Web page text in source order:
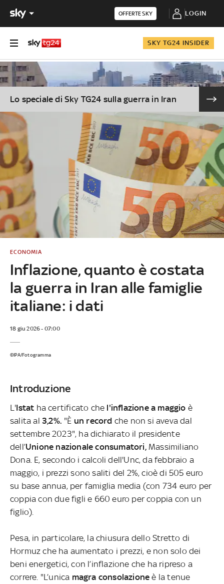
OFFERTE SKY LOGIN
SKY TG24 INSIDER
Lo speciale di Sky TG24 sulla guerra in Iran
Inflazione, quanto è costata
la guerra in Iran alle famiglie
italiane: i dati
ECONOMIA
18 giu 2026 - 07:00
©IPA/Fotogramma
Introduzione
L'Istat ha certificato che l'inflazione a maggio è
salita al 3,2%. "È un record che non si aveva dal
settembre 2023", ha dichiarato il presidente
dell’Unione nazionale consumatori,Massimiliano
Dona. E, secondo i calcoli dell'Unc, da febbraio a
maggio, i prezzi sono saliti del 2%, cioè di 505 euro
su base annua, per famiglia media (con 734 euro per
coppia con due figli e 660 euro per coppia con un
figlio).
Pesa, in particolare, la chiusura dello Stretto di
Hormuz che ha aumentato i prezzi, e non solo dei
beni energetici, con l’inflazione che ha ripreso a
correre. "L’unica magra consolazioneè la tenue